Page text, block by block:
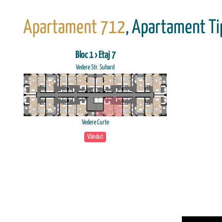
Apartament 712, Apartament
Bloc 1 › Etaj 7
Vedere Str. Suhard
Vedere Curte
Vândut